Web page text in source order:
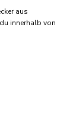
aus
innerhalb von